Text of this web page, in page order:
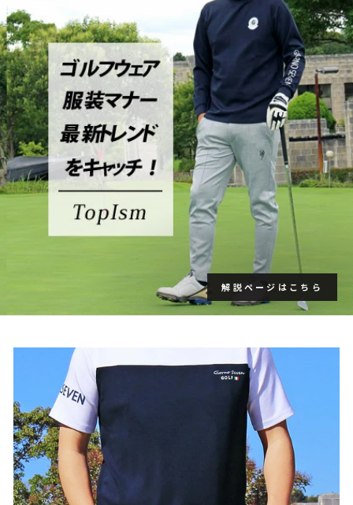
解説ページはこちら